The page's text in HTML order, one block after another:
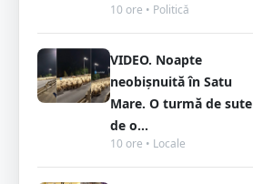
10 ore • Politică
VIDEO. Noapte
neobișnuită în Satu
Mare. O turmă de sute
de o...
10 ore • Locale